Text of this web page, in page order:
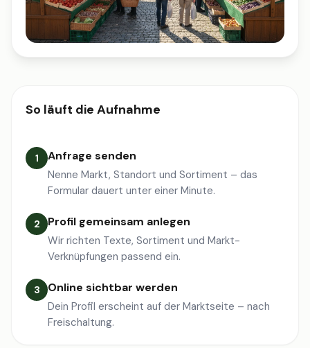
So läuft die Aufnahme
1 Anfrage senden
Nenne Markt, Standort und Sortiment – das
Formular dauert unter einer Minute.
2 Profil gemeinsam anlegen
Wir richten Texte, Sortiment und Markt-
Verknüpfungen passend ein.
3 Online sichtbar werden
Dein Profil erscheint auf der Marktseite – nach
Freischaltung.